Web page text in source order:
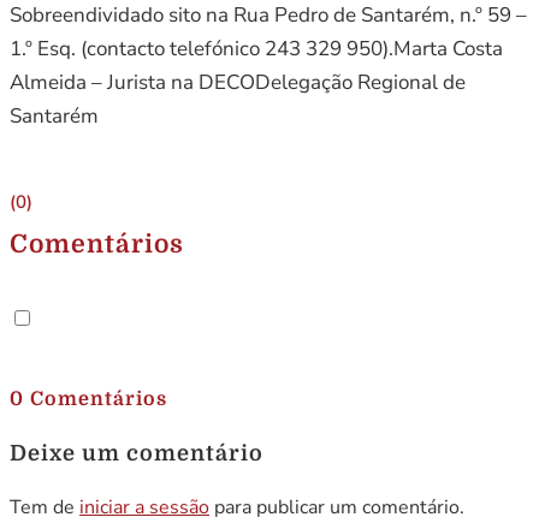
Sobreendividado sito na Rua Pedro de Santarém, n.º 59 –
1.º Esq. (contacto telefónico 243 329 950).Marta Costa
Almeida – Jurista na DECODelegação Regional de
Santarém
(0)
Comentários
0 Comentários
Deixe um comentário
Tem de iniciar a sessão para publicar um comentário.